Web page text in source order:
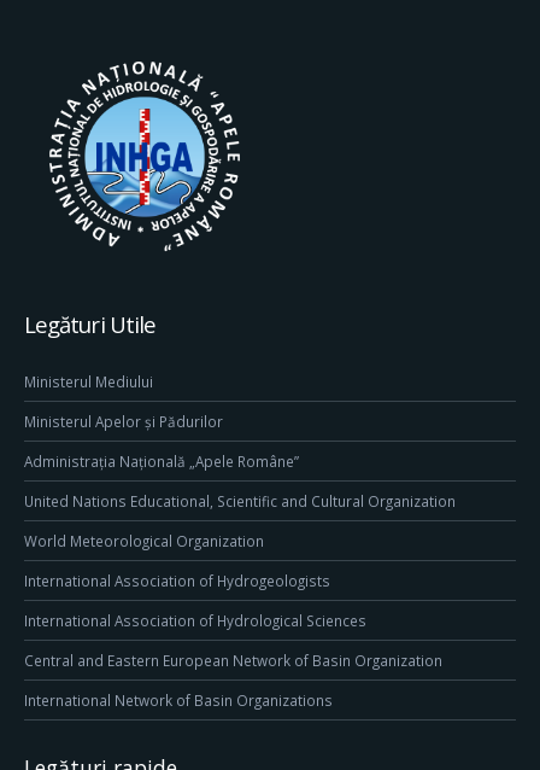
Legături Utile
Ministerul Mediului
Ministerul Apelor și Pădurilor
Administrația Națională „Apele Române”
United Nations Educational, Scientific and Cultural Organization
World Meteorological Organization
International Association of Hydrogeologists
International Association of Hydrological Sciences
Central and Eastern European Network of Basin Organization
International Network of Basin Organizations